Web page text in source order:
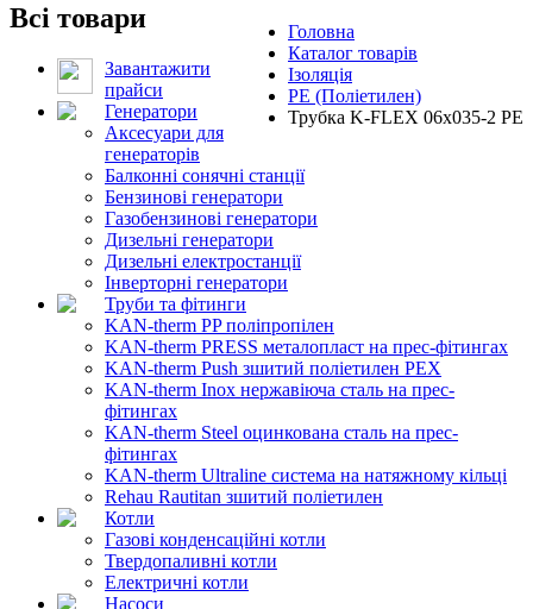
Головна
Каталог товарів
Ізоляція
PE (Поліетилен)
Трубка K-FLEX 06x035-2 РЕ
Всі товари
Завантажити
прайси
Генератори
Аксесуари для
генераторів
Балконні сонячні станції
Бензинові генератори
Газобензинові генератори
Дизельні генератори
Дизельні електростанції
Інверторні генератори
Труби та фітинги
KAN-therm PP поліпропілен
KAN-therm PRESS металопласт на прес-фітингах
KAN-therm Push зшитий поліетилен PEX
KAN-therm Inox нержавіюча сталь на прес-
фітингах
KAN-therm Steel оцинкована сталь на прес-
фітингах
KAN-therm Ultraline система на натяжному кільці
Rehau Rautitan зшитий поліетилен
Котли
Газові конденсаційні котли
Твердопаливні котли
Електричні котли
Насоси